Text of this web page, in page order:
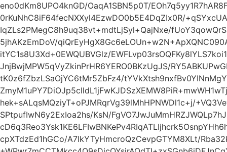
eno0dKm8UPO4knGD/OaqA1SBN5p0T/
0rKuNhC8iF64fecNXXyl4EzwDO0b5E4DqZIx0R/
IqZLs2PMegC8h9uq38vt+mdtLjSyl+QajNxe/
5jhAKzEmDoV/
itYC1s8U3Xd+0EWQUBVGlz/
JnjBwjMPW5qVyZkinPrHR6YERO0BKzUgJS/
tK0z6fZbzLSaOjYC6tMr5ZbFz4/
hek+sALqsMQziyT+oPJMRqrVg39lMhHPNWDl1c+j/
SPtpufIwN6y2ExIoa2hs/KsN/
cpXTdzEd1hGCo/A7lkYTyHmcroQzCevpGTYM8XLt/